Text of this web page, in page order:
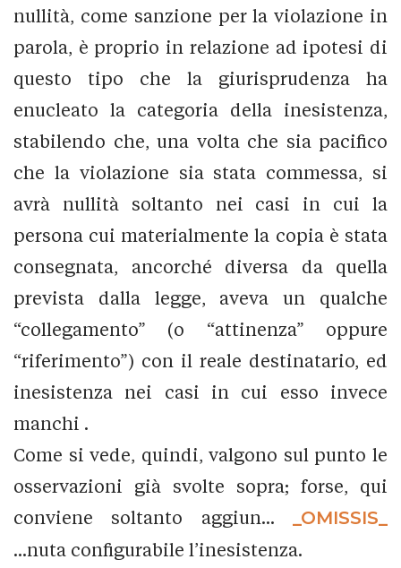
nullità, come sanzione per la violazione in
parola, è proprio in relazione ad ipotesi di
questo tipo che la giurisprudenza ha
enucleato la categoria della inesistenza,
stabilendo che, una volta che sia pacifico
che la violazione sia stata commessa, si
avrà nullità soltanto nei casi in cui la
persona cui materialmente la copia è stata
consegnata, ancorché diversa da quella
prevista dalla legge, aveva un qualche
“collegamento” (o “attinenza” oppure
“riferimento”) con il reale destinatario, ed
inesistenza nei casi in cui esso invece
manchi .
Come si vede, quindi, valgono sul punto le
osservazioni già svolte sopra; forse, qui
conviene soltanto aggiun...
_OMISSIS_
...nuta configurabile l’inesistenza.